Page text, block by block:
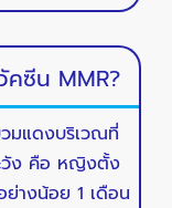
คซีน MMR?
มแดงบริเวณที่
วัง คือ หญิงตั้ง
างน้อย 1 เดือน